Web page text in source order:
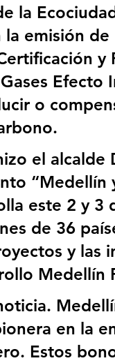
la
la emisión
y
Efecto
o
el alcalde
“Medellín
este 2 y 3
de 36
y las
Medellín
en la
Estos